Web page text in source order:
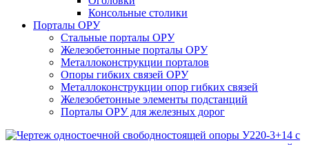
Консольные столики
Порталы ОРУ
Стальные порталы ОРУ
Железобетонные порталы ОРУ
Металлоконструкции порталов
Опоры гибких связей ОРУ
Металлоконструкции опор гибких связей
Железобетонные элементы подстанций
Порталы ОРУ для железных дорог